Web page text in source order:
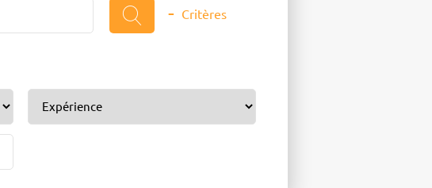
- Critères